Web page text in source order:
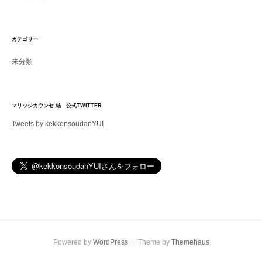
カテゴリー
未分類
マリッジカウンセ 結 公式TWITTER
Tweets by kekkonsoudanYUI
Powered by WordPress Theme by Themehaus